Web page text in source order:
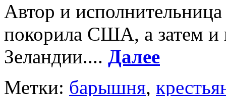
Автор и
покорила США, а затем и
Зеландии.... Далее
Метки: барышня,